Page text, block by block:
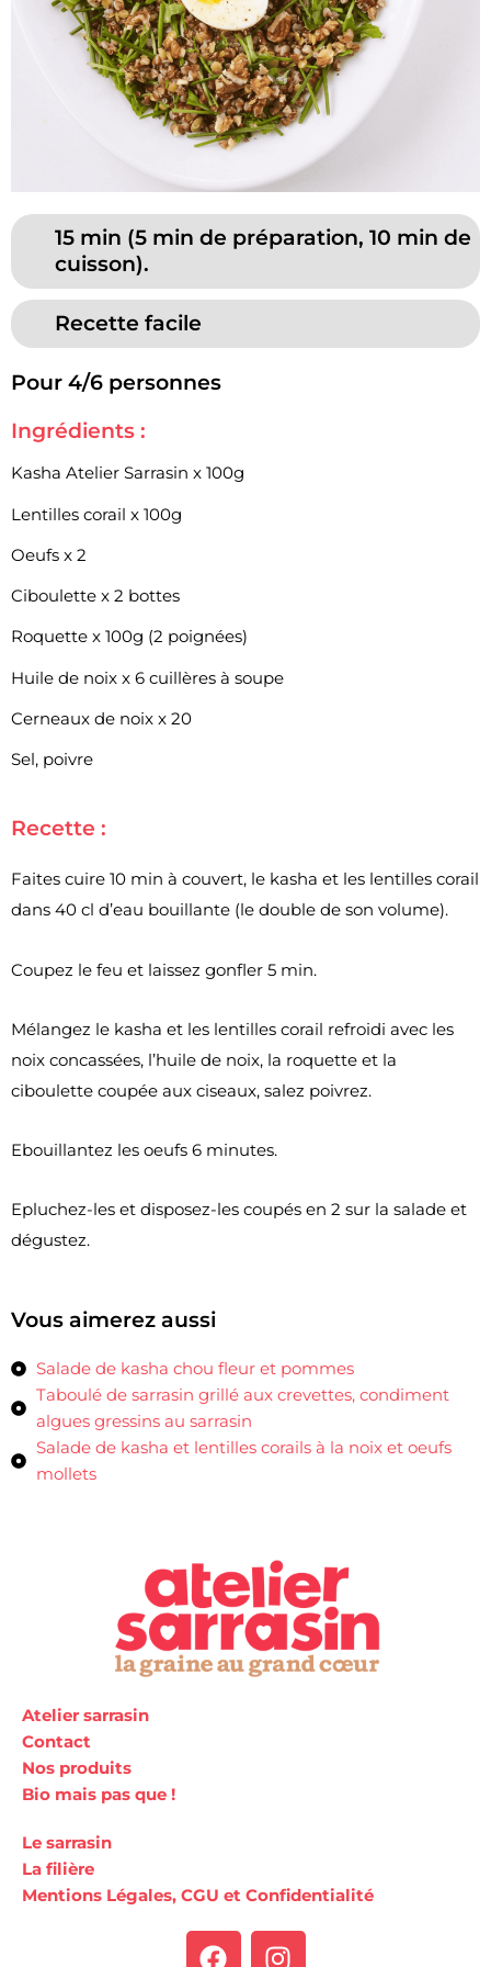
15 min (5 min de préparation, 10 min de
cuisson).
Recette facile
Pour 4/6 personnes
Ingrédients :
Kasha Atelier Sarrasin x 100g
Lentilles corail x 100g
Oeufs x 2
Ciboulette x 2 bottes
Roquette x 100g (2 poignées)
Huile de noix x 6 cuillères à soupe
Cerneaux de noix x 20
Sel, poivre
Recette :
Faites cuire 10 min à couvert, le kasha et les lentilles corail
dans 40 cl d’eau bouillante (le double de son volume).
Coupez le feu et laissez gonfler 5 min.
Mélangez le kasha et les lentilles corail refroidi avec les
noix concassées, l’huile de noix, la roquette et la
ciboulette coupée aux ciseaux, salez poivrez.
Ebouillantez les oeufs 6 minutes.
Epluchez-les et disposez-les coupés en 2 sur la salade et
dégustez.
Vous aimerez aussi
Salade de kasha chou fleur et pommes
Taboulé de sarrasin grillé aux crevettes, condiment
algues gressins au sarrasin
Salade de kasha et lentilles corails à la noix et oeufs
mollets
Atelier sarrasin
Contact
Nos produits
Bio mais pas que !
Le sarrasin
La filière
Mentions Légales, CGU et Confidentialité
F
I